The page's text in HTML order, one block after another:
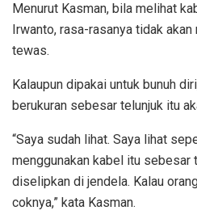
Menurut Kasman, bila melihat
Irwanto, rasa-rasanya tidak
tewas.
Kalaupun dipakai untuk bunuh
berukuran sebesar telunjuk itu
“Saya sudah lihat. Saya lihat
menggunakan kabel itu sebesar
diselipkan di jendela. Kalau
coknya,” kata Kasman.